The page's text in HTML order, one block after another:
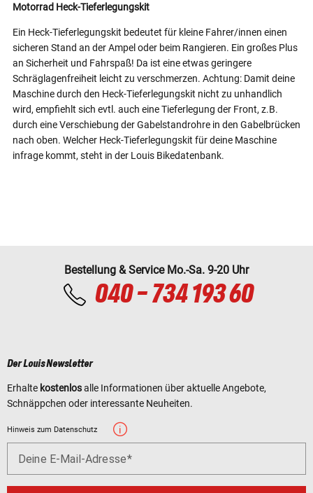
Motorrad Heck-Tieferlegungskit
Ein Heck-Tieferlegungskit bedeutet für kleine Fahrer/innen einen
sicheren Stand an der Ampel oder beim Rangieren. Ein großes Plus
an Sicherheit und Fahrspaß! Da ist eine etwas geringere
Schräglagenfreiheit leicht zu verschmerzen. Achtung: Damit deine
Maschine durch den Heck-Tieferlegungskit nicht zu unhandlich
wird, empfiehlt sich evtl. auch eine Tieferlegung der Front, z.B.
durch eine Verschiebung der Gabelstandrohre in den Gabelbrücken
nach oben. Welcher Heck-Tieferlegungskit für deine Maschine
infrage kommt, steht in der Louis Bikedatenbank.
Bestellung & Service Mo.-Sa. 9-20 Uhr
040 - 734 193 60
Der Louis Newsletter
Erhalte kostenlosalle Informationen über aktuelle Angebote,
Schnäppchen oder interessante Neuheiten.
Hinweis zum Datenschutz
Deine E-Mail-Adresse